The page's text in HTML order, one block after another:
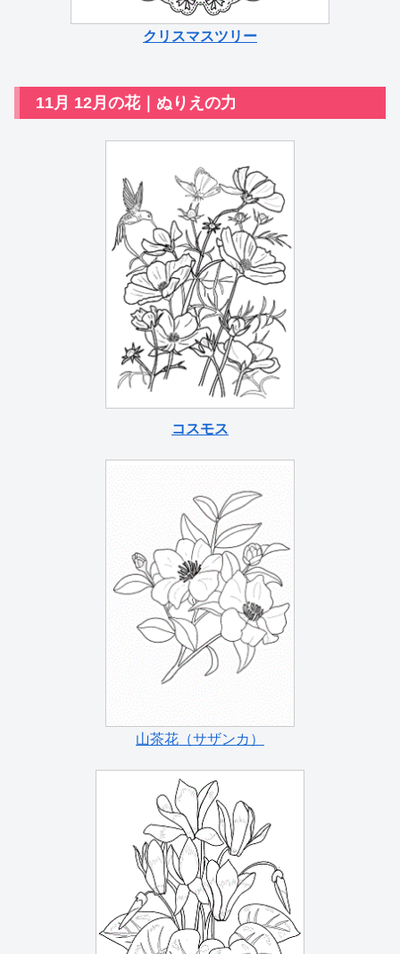
クリスマスツリー
11月 12月の花｜ぬりえの力
コスモス
山茶花（サザンカ）